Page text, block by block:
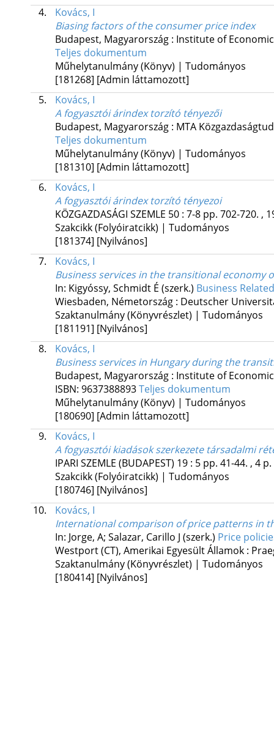
4.
Kovács, I
Biasing factors of the consumer price index
Budapest, Magyarország : Institute of
Teljes dokumentum
Műhelytanulmány (Könyv) | Tudományos
[181268] [Admin láttamozott]
5.
Kovács, I
A fogyasztói árindex torzító tényezői
Budapest, Magyarország : MTA
Teljes dokumentum
Műhelytanulmány (Könyv) | Tudományos
[181310] [Admin láttamozott]
6.
Kovács, I
A fogyasztói árindex torzító tényezoi
KÖZGAZDASÁGI SZEMLE 50: 7-8 pp. 702-720. ,
Szakcikk (Folyóiratcikk) | Tudományos
[181374] [Nyilvános]
7.
Kovács, I
Business services in the transitional economy
In: Kigyóssy, Schmidt É (szerk.) Business
Wiesbaden, Németország : Deutscher
Szaktanulmány (Könyvrészlet) | Tudományos
[181191] [Nyilvános]
8.
Kovács, I
Business services in Hungary during the
Budapest, Magyarország : Institute of
ISBN: 9637388893Teljes dokumentum
Műhelytanulmány (Könyv) | Tudományos
[180690] [Admin láttamozott]
9.
Kovács, I
A fogyasztói kiadások szerkezete társadalmi
IPARI SZEMLE (BUDAPEST) 19: 5 pp. 41-44. , 4 p.
Szakcikk (Folyóiratcikk) | Tudományos
[180746] [Nyilvános]
10.
Kovács, I
International comparison of price patterns in
In: Jorge, A; Salazar, Carillo J (szerk.) Price
Westport (CT), Amerikai Egyesült Államok :
Szaktanulmány (Könyvrészlet) | Tudományos
[180414] [Nyilvános]